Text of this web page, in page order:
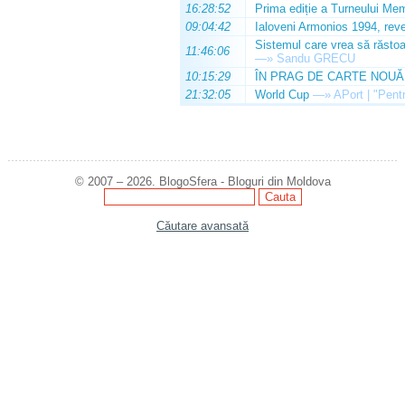
16:28:52
Prima ediție a Turneului
09:04:42
Ialoveni Armonios 1994,
11:46:06
Sistemul care vrea să
—» Sandu GRECU
10:15:29
ÎN PRAG DE CARTE NOUĂ
21:32:05
World Cup —» APort |
© 2007 – 2026. BlogoSfera - Bloguri din Moldova
Căutare avansată